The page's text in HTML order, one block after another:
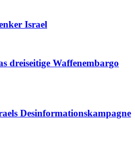
Israel
dreiseitige Waffenembargo
Desinformationskampagne